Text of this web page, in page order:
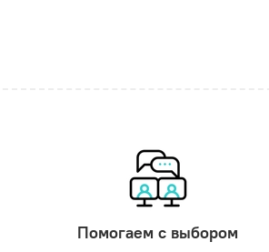
Помогаем с выбором